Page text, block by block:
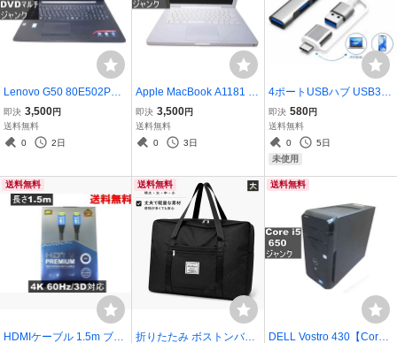
Lenovo G50 80E502PCJ
P 均一／USB3.0／HDMI
ジャンクPC [96749]
即決 3,500円
送料無料
0
2日
Apple MacBook A1181 均
一／電源投入可 ジャンク
PC [96805]
即決 3,500円
送料無料
0
3日
4ポートUSBハブ USB3.0
対応 タイプC変換アダプ
タ付き パソコン/スマホ両
対応 Type-A Type-C コン
パクト 小型 軽量 [87774]
即決 580円
送料無料
0
5日
未使用
送料無料
HDMIケーブル 1.5m ブル
送料無料
折りたたみ ボストンバッ
送料無料
DELL Vostro 430【Core i